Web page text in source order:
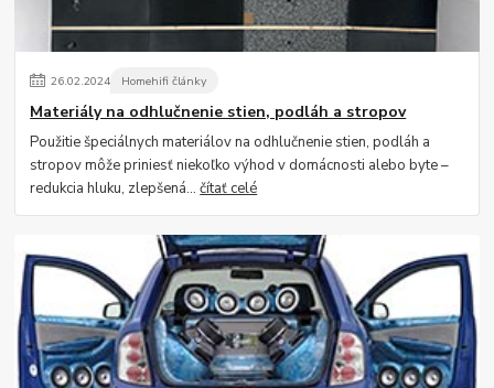
26.02.2024 Homehifi články
Materiály na odhlučnenie stien, podláh a stropov
Použitie špeciálnych materiálov na odhlučnenie stien, podláh a
stropov môže priniesť niekoľko výhod v domácnosti alebo byte –
redukcia hluku, zlepšená...čítať celé